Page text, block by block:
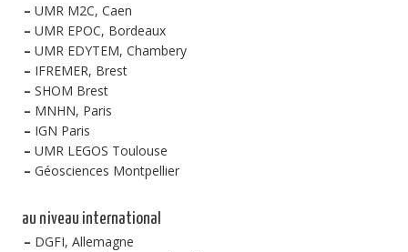
– UMR M2C, Caen
– UMR EPOC, Bordeaux
– UMR EDYTEM, Chambery
– IFREMER, Brest
– SHOM Brest
– MNHN, Paris
– IGN Paris
– UMR LEGOS Toulouse
– Géosciences Montpellier
au niveau international
– DGFI, Allemagne